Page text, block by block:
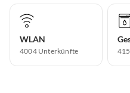
WLAN
4004 Unterkünfte